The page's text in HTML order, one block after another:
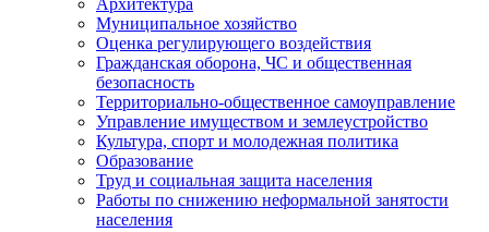
Архитектура
Муниципальное хозяйство
Оценка регулирующего воздействия
Гражданская оборона, ЧС и общественная
безопасность
Территориально-общественное самоуправление
Управление имуществом и землеустройство
Культура, спорт и молодежная политика
Образование
Труд и социальная защита населения
Работы по снижению неформальной занятости
населения